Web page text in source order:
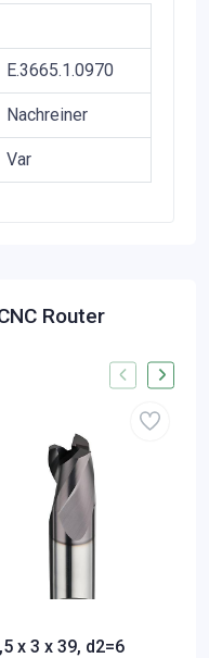
E.3665.1.0970
Nachreiner
Var
Router
x 3 x 39, d2=6